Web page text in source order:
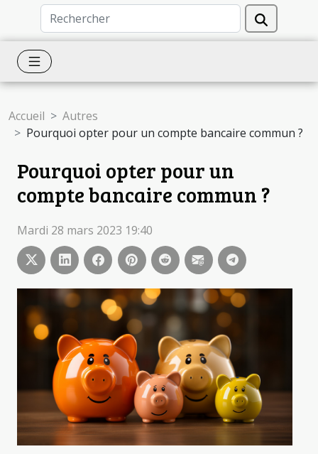
Accueil
Autres
Pourquoi opter pour un compte bancaire commun ?
Pourquoi opter pour un
compte bancaire commun ?
Mardi 28 mars 2023 19:40